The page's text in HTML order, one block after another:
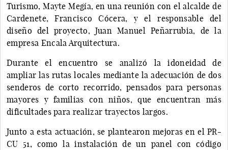
Turismo, Mayte Megía, en una reunión con el alcalde de
Cardenete, Francisco Cócera, y el responsable del
diseño del proyecto, Juan Manuel Peñarrubia, de la
empresa Encala Arquitectura.
Durante el encuentro se analizó la idoneidad de
ampliar las rutas locales mediante la adecuación de dos
senderos de corto recorrido, pensados para personas
mayores y familias con niños, que encuentran más
dificultades para realizar trayectos largos.
Junto a esta actuación, se plantearon mejoras en el PR-
CU 51, como la instalación de un panel con código